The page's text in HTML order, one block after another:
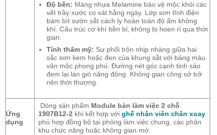
Độ bền: Màng nhựa Melamine bảo vệ mộc khỏi các
vết trầy xước cọ xát hằng ngày. Lớp sơn tĩnh điện
bám bít sườn sắt cách ly hoàn toàn độ ẩm không
khí. Cấu trúc cơ khí bền bỉ, không bị hoen rỉ qua thời
gian.
Tính thẩm mỹ: Sự phối trộn nhịp nhàng giữa hai
sắc sơn kem hoặc đen của khung sắt với bảng màu
vân mộc phong phú. Đường nét góc cạnh tinh sảo
đem lại làn gió năng động. Không gian công sở trở
nên thời thượng.
Ứng
dụng
Dòng sản phẩm Module bàn làm việc 2 chỗ
1907B12-2 khi kết hợp với ghế nhân viên chân xoay
phù hợp đồng bộ tại phòng làm việc chung, các phân
khu chức năng hoặc không gian mở.